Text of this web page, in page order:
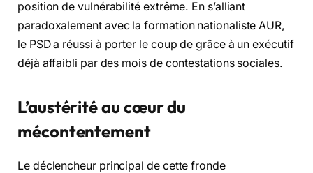
position de vulnérabilité extrême. En s’alliant
paradoxalement avec la formation nationaliste AUR,
le PSD a réussi à porter le coup de grâce à un exécutif
déjà affaibli par des mois de contestations sociales.
L’austérité au cœur du
mécontentement
Le déclencheur principal de cette fronde